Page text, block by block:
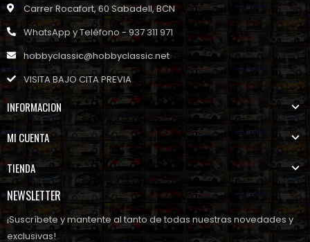
Carrer Rocafort, 60 Sabadell, BCN
WhatsApp y Teléfono - 937 311 971
hobbyclassic@hobbyclassic.net
VISITA BAJO CITA PREVIA
INFORMACION
MI CUENTA
TIENDA
NEWSLETTER
¡Suscríbete y mantente al tanto de todas nuestras novedades y
exclusivas!